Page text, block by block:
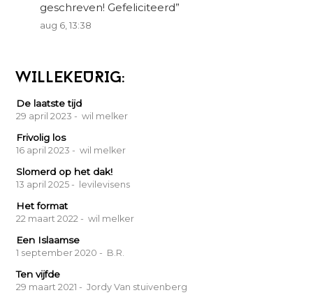
geschreven! Gefeliciteerd”
aug 6, 13:38
WILLEKEURIG:
De laatste tijd
29 april 2023 - wil melker
Frivolig los
16 april 2023 - wil melker
Slomerd op het dak!
13 april 2025 - levilevisens
Het format
22 maart 2022 - wil melker
Een Islaamse
1 september 2020 - B.R.
Ten vijfde
29 maart 2021 - Jordy Van stuivenberg